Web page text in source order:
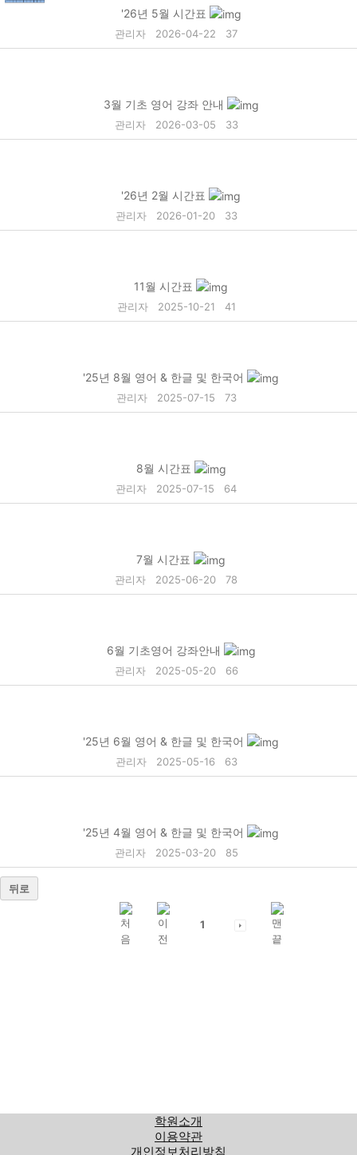
'26년 5월 시간표
관리자 2026-04-22 37
3월 기초 영어 강좌 안내
관리자 2026-03-05 33
'26년 2월 시간표
관리자 2026-01-20 33
11월 시간표
관리자 2025-10-21 41
'25년 8월 영어 & 한글 및 한국어
관리자 2025-07-15 73
8월 시간표
관리자 2025-07-15 64
7월 시간표
관리자 2025-06-20 78
6월 기초영어 강좌안내
관리자 2025-05-20 66
'25년 6월 영어 & 한글 및 한국어
관리자 2025-05-16 63
'25년 4월 영어 & 한글 및 한국어
관리자 2025-03-20 85
뒤로
1
학원소개
이용약관
개인정보처리방침